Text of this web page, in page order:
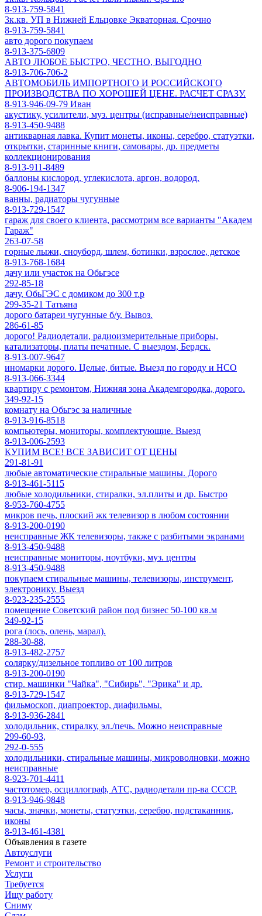
8-913-759-5841
3к.кв. УП в Нижней Ельцовке Экваторная. Срочно
8-913-759-5841
авто дорого покупаем
8-913-375-6809
АВТО ЛЮБОЕ БЫСТРО, ЧЕСТНО, ВЫГОДНО
8-913-706-706-2
АВТОМОБИЛЬ ИМПОРТНОГО И РОССИЙСКОГО
ПРОИЗВОДСТВА ПО ХОРОШЕЙ ЦЕНЕ. РАСЧЕТ СРАЗУ.
8-913-946-09-79 Иван
акустику, усилители, муз. центры (исправные/неисправные)
8-913-450-9488
антикварная лавка. Купит монеты, иконы, серебро, статуэтки,
открытки, старинные книги, самовары, др. предметы
коллекционирования
8-913-911-8489
баллоны кислород, углекислота, аргон, водород.
8-906-194-1347
ванны, радиаторы чугунные
8-913-729-1547
гараж для своего клиента, рассмотрим все варианты "Академ
Гараж"
263-07-58
горные лыжи, сноуборд, шлем, ботинки, взрослое, детское
8-913-768-1684
дачу или участок на Обьгэсе
292-85-18
дачу, ОбьГЭС с домиком до 300 т.р
299-35-21 Татьяна
дорого батареи чугунные б/у. Вывоз.
286-61-85
дорого! Радиодетали, радиоизмерительные приборы,
катализаторы, платы печатные. С выездом, Бердск.
8-913-007-9647
иномарки дорого. Целые, битые. Выезд по городу и НСО
8-913-066-3344
квартиру с ремонтом, Нижняя зона Академгородка, дорого.
349-92-15
комнату на Обьгэс за наличные
8-913-916-8518
компьютеры, мониторы, комплектующие. Выезд
8-913-006-2593
КУПИМ ВСЕ! ВСЕ ЗАВИСИТ ОТ ЦЕНЫ
291-81-91
любые автоматические стиральные машины. Дорого
8-913-461-5115
любые холодильники, стиралки, эл.плиты и др. Быстро
8-953-760-4755
микров печь, плоский жк телевизор в любом состоянии
8-913-200-0190
неисправные ЖК телевизоры, также с разбитыми экранами
8-913-450-9488
неисправные мониторы, ноутбуки, муз. центры
8-913-450-9488
покупаем стиральные машины, телевизоры, инструмент,
электронику. Выезд
8-923-235-2555
помещение Советский район под бизнес 50-100 кв.м
349-92-15
рога (лось, олень, марал).
288-30-88,
8-913-482-2757
солярку/дизельное топливо от 100 литров
8-913-200-0190
стир. машинки "Чайка", "Сибирь", "Эрика" и др.
8-913-729-1547
фильмоскоп, диапроектор, диафильмы.
8-913-936-2841
холодильник, стиралку, эл./печь. Можно неисправные
299-60-93,
292-0-555
холодильники, стиральные машины, микроволновки, можно
неисправные
8-923-701-4411
частотомер, осциллограф, АТС, радиодетали пр-ва СССР.
8-913-946-9848
часы, значки, монеты, статуэтки, серебро, подстаканник,
иконы
8-913-461-4381
Объявления в газете
Автоуслуги
Ремонт и строительство
Услуги
Требуется
Ищу работу
Сниму